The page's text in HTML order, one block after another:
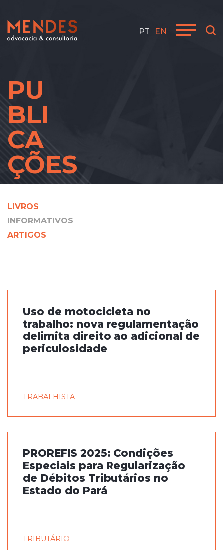
PT EN
PU
BLI
CA
ÇÕES
LIVROS
INFORMATIVOS
ARTIGOS
Uso de motocicleta no
trabalho: nova regulamentação
delimita direito ao adicional de
periculosidade
TRABALHISTA
PROREFIS 2025: Condições
Especiais para Regularização
de Débitos Tributários no
Estado do Pará
TRIBUTÁRIO